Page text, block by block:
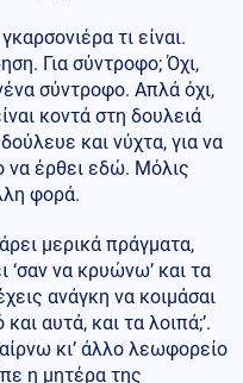
τι είναι.
Για σύντροφο; Όχι,
σύντροφο. Απλά όχι,
κοντά στη δουλειά
και νύχτα, για να
να έρθει εδώ. Μόλις
φορά.
μερικά πράγματα,
‘σαν να κρυώνω’ και τα
ανάγκη να κοιμάσαι
αυτά, και τα λοιπά;’.
κι’ άλλο λεωφορείο
η μητέρα της